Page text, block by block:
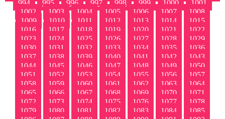
994
995 996 997 998 999 1000
1001
1002
1003 1004 1005 1006 1007
1008
1009
1010 1011 1012 1013 1014
1015
1016
1017 1018 1019 1020 1021
1022
1023
1024 1025 1026 1027 1028
1029
1030
1031 1032 1033 1034 1035
1036
1037
1038 1039 1040 1041 1042
1043
1044
1045 1046 1047 1048 1049
1050
1051
1052 1053 1054 1055 1056
1057
1058
1059 1060 1061 1062 1063
1064
1065
1066 1067 1068 1069 1070
1071
1072
1073 1074 1075 1076 1077
1078
1079
1080 1081 1082 1083 1084
1085